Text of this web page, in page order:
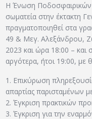
Η Ένωση Ποδοσφαιρικών
σωματεία στην έκτακτη
πραγματοποιηθεί στα
49 & Μεγ. Αλεξάνδρου,
2023 και ώρα 18:00 – και
αργότερα, ήτοι 19:00, με
1. Επικύρωση
απαρτίας παρισταμένων
2. Έγκριση πρακτικών
3. Έγκριση για την